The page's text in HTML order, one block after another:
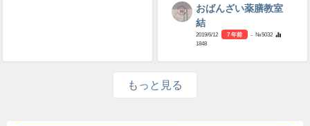
おばんざい薬膳教室
結
2019/6/12 7 年前
- №5032
1848
もっと見る